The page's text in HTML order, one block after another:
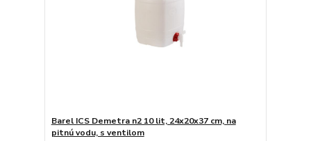
Barel ICS Demetra n2 10 lit, 24x20x37 cm, na
pitnú vodu, s ventilom